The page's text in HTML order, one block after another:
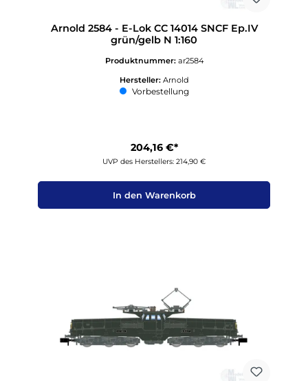
Arnold 2584 - E-Lok CC 14014 SNCF Ep.IV
grün/gelb N 1:160
Produktnummer: ar2584
Hersteller: Arnold
Vorbestellung
204,16 €*
UVP des Herstellers: 214,90 €
In den Warenkorb